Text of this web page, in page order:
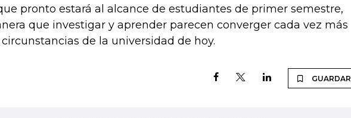
pronto estará al alcance de estudiantes de primer semestre,
que investigar y aprender parecen converger cada vez más
de la universidad de hoy.
GUARDAR